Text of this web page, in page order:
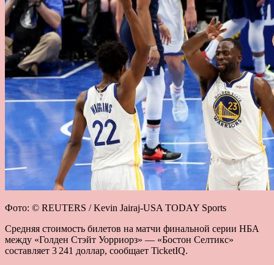
Фото: © REUTERS / Kevin Jairaj-USA TODAY Sports
Средняя стоимость билетов на матчи финальной серии НБА
между «Голден Стэйт Уорриорз» — «Бостон Селтикс»
составляет 3 241 доллар, сообщает TicketIQ.